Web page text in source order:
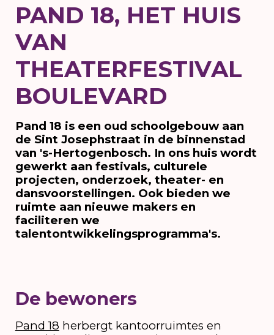
PAND 18, HET HUIS
VAN
THEATERFESTIVAL
BOULEVARD
Pand 18 is een oud schoolgebouw aan
de Sint Josephstraat in de binnenstad
van 's-Hertogenbosch. In ons huis wordt
gewerkt aan festivals, culturele
projecten, onderzoek, theater- en
dansvoorstellingen. Ook bieden we
ruimte aan nieuwe makers en
faciliteren we
talentontwikkelingsprogramma's.
De bewoners
Pand 18 herbergt kantoorruimtes en